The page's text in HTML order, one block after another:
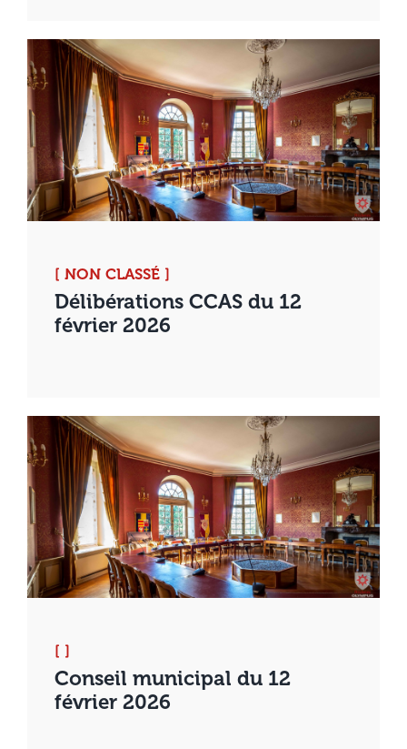
[ NON CLASSÉ ]
Délibérations CCAS du 12
février 2026
[ ]
Conseil municipal du 12
février 2026